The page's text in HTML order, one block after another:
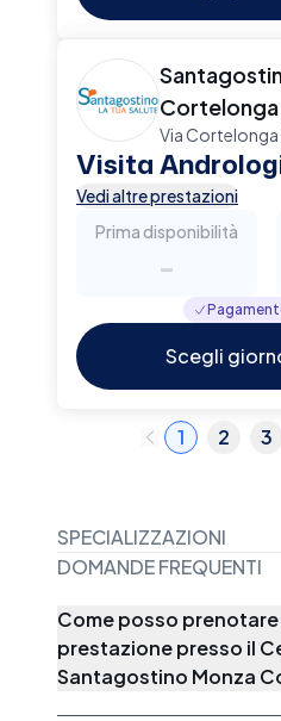
Cortelonga
Via
Visita
Vedi altre prestazioni
Prima disponibilità
-
Scegli
1 2 3
SPECIALIZZAZIONI
DOMANDE FREQUENTI
Come posso prenotare
prestazione presso il
Santagostino Monza